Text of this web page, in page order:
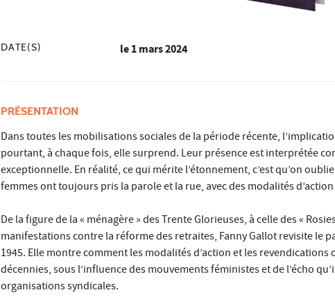
DATE(S) le1 mars 2024
PRÉSENTATION
Dans toutes les mobilisations sociales de la période récente,
pourtant, à chaque fois, elle surprend. Leur présence est interprétée
exceptionnelle. En réalité, ce qui mérite l’étonnement, c’est qu’on
femmes ont toujours pris la parole et la rue, avec des modalités
De la figure de la « ménagère » des Trente Glorieuses, à celle des «
manifestations contre la réforme des retraites, Fanny Gallot revisite le
1945. Elle montre comment les modalités d’action et les
décennies, sous l’influence des mouvements féministes et de l’écho
organisations syndicales.